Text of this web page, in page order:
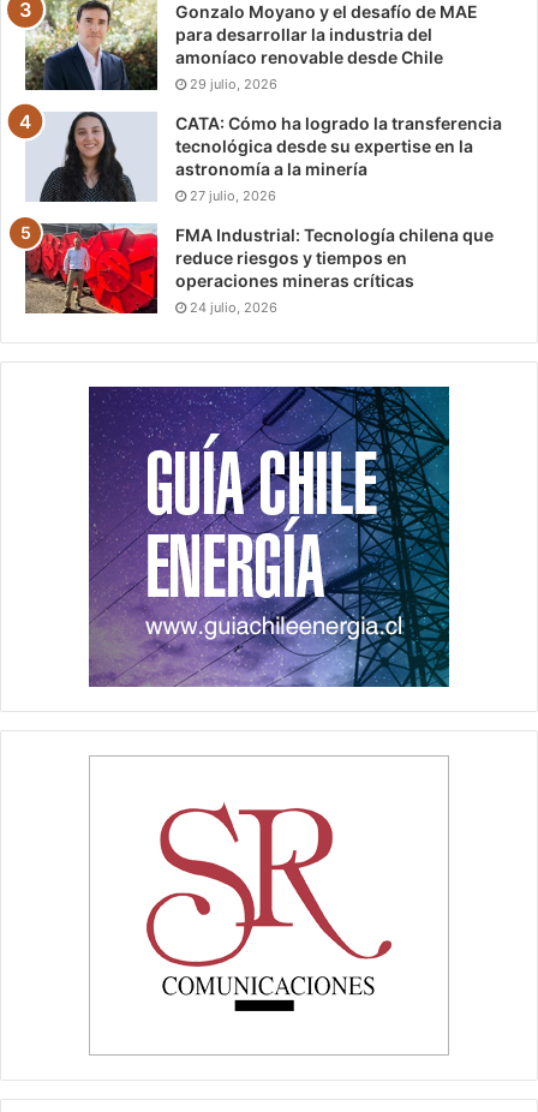
Gonzalo Moyano y el desafío de MAE
para desarrollar la industria del
amoníaco renovable desde Chile
29 julio, 2026
CATA: Cómo ha logrado la transferencia
tecnológica desde su expertise en la
astronomía a la minería
27 julio, 2026
FMA Industrial: Tecnología chilena que
reduce riesgos y tiempos en
operaciones mineras críticas
24 julio, 2026